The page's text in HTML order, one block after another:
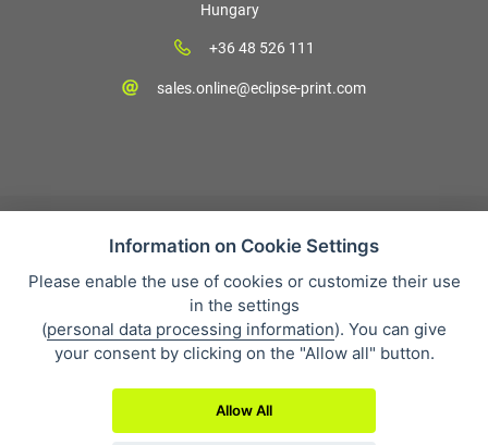
Hungary
+36 48 526 111
sales.online@eclipse-print.com
Vásárlási feltételek
Personal data protection
Cégünkről
Whistleblowing
Information on Cookie Settings
Please enable the use of cookies or customize their use
in the settings
(personal data processing information). You can give
your consent by clicking on the "Allow all" button.
Allow All